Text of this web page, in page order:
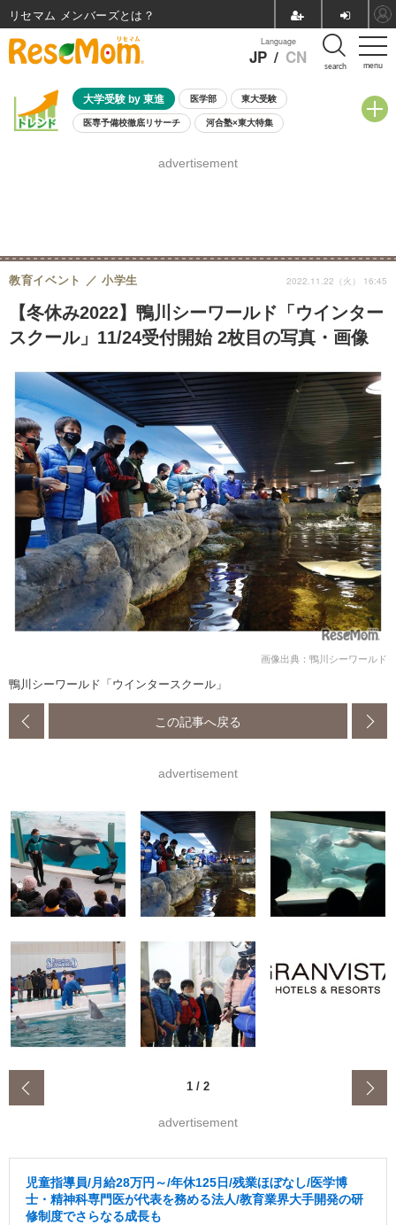
menu
Language
JP / CN search
大学受験 by 東進 医学部 東大受験
医専予備校徹底リサーチ 河合塾×東大特集
8月開催学校説明会・相談会
advertisement
【冬休み2022】鴨川シーワールド「ウインター
スクール」11/24受付開始 2枚目の写真・画像
教育イベント 小学生 2022.11.22（火） 16:45
画像出典：鴨川シーワールド
鴨川シーワールド「ウインタースクール」
この記事へ戻る
advertisement
1 / 2
advertisement
児童指導員/月給28万円～/年休125日/残業ほぼなし/医学博
士・精神科専門医が代表を務める法人/教育業界大手開発の研
修制度でさらなる成長も
リセマム メンバーズ